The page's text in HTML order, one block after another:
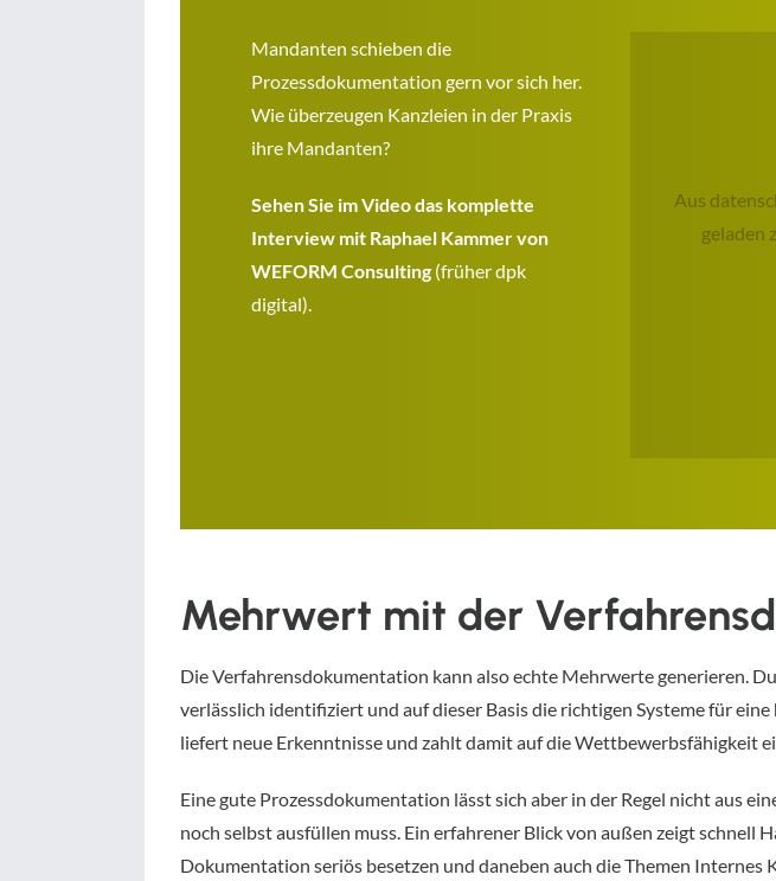
Mandanten schieben die
Prozessdokumentation gern vor sich her.
Wie überzeugen Kanzleien in der Praxis
ihre Mandanten?
Sehen Sie im Video das komplette
Interview mit Raphael Kammer von
WEFORM Consulting(früher dpk
digital).
Aus
geladen
Mehrwert mit der
Die Verfahrensdokumentation kann also echte Mehrwerte generieren.
verlässlich identifiziert und auf dieser Basis die richtigen Systeme für
liefert neue Erkenntnisse und zahlt damit auf die Wettbewerbsfähigkeit
Eine gute Prozessdokumentation lässt sich aber in der Regel nicht aus
noch selbst ausfüllen muss. Ein erfahrener Blick von außen zeigt schnell
Dokumentation seriös besetzen und daneben auch die Themen Internes